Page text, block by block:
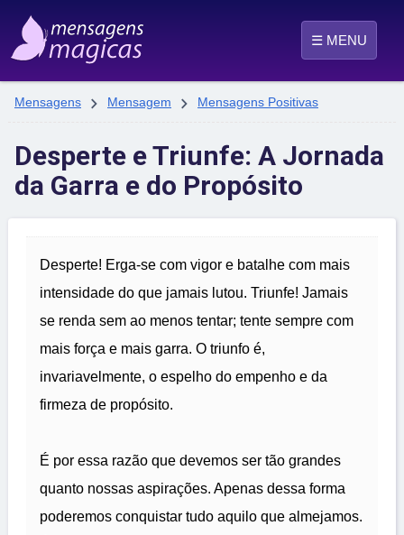
☰ MENU
Mensagens  Mensagem  Mensagens Positivas
Desperte e Triunfe: A Jornada
da Garra e do Propósito
Desperte! Erga-se com vigor e batalhe com mais
intensidade do que jamais lutou. Triunfe! Jamais
se renda sem ao menos tentar; tente sempre com
mais força e mais garra. O triunfo é,
invariavelmente, o espelho do empenho e da
firmeza de propósito.
É por essa razão que devemos ser tão grandes
quanto nossas aspirações. Apenas dessa forma
poderemos conquistar tudo aquilo que almejamos.